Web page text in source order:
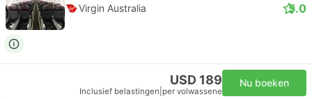
Virgin Australia 5.0
USD 189
Inclusief belastingen per volwassene
Nu boeken